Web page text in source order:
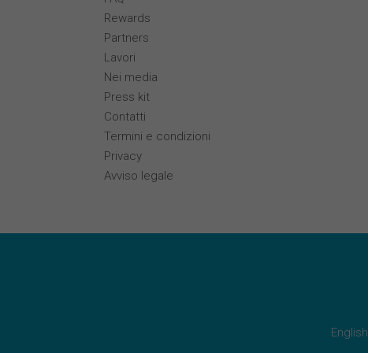
Rewards
Partners
Lavori
Nei media
Press kit
Contatti
Termini e condizioni
Privacy
Avviso legale
English